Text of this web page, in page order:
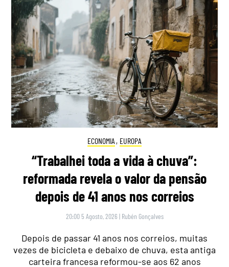
ECONOMIA , EUROPA
“Trabalhei toda a vida à chuva”:
reformada revela o valor da pensão
depois de 41 anos nos correios
20:00 5 Agosto, 2026 | Rubén Gonçalves
Depois de passar 41 anos nos correios, muitas
vezes de bicicleta e debaixo de chuva, esta antiga
carteira francesa reformou-se aos 62 anos